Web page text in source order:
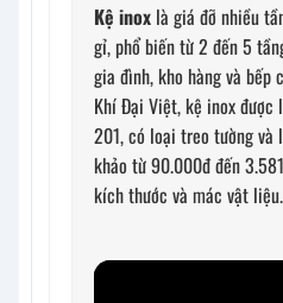
Kệ inox là giá đỡ nhiều
gỉ, phổ biến từ 2 đến 5
gia đình, kho hàng và bếp
Khí Đại Việt, kệ inox
201, có loại treo tường và
khảo từ 90.000đ đến
kích thước và mác vật liệu.